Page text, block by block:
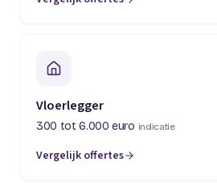
(opent in een nieuw tabblad)
Vloerlegger
300 tot 6.000 euro indicatie
Vergelijk offertes
(opent in een nieuw tabblad)